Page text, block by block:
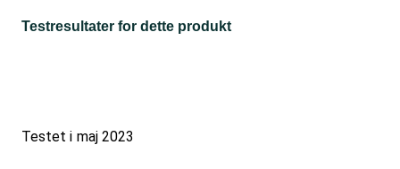
Testresultater for dette produkt
Testet i maj 2023